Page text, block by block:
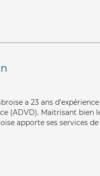
a 23 ans
(ADVD). Maitrisant bien
apporte ses services